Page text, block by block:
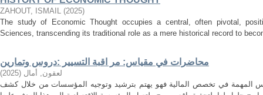
ZAHOUT, ISMAIL (2025)
The study of Economic Thought occupies a central, often pivotal,
Sciences, transcending its traditional role as a mere historical record to
محاضرات في مقياس: مر اقبة التسيير :دروس وتمارين
لعقون, أمال (
2025
)
المهمة في تخصص المالية فهو يهتم بترشيد وتوجيه المؤسسات من خلال كشف